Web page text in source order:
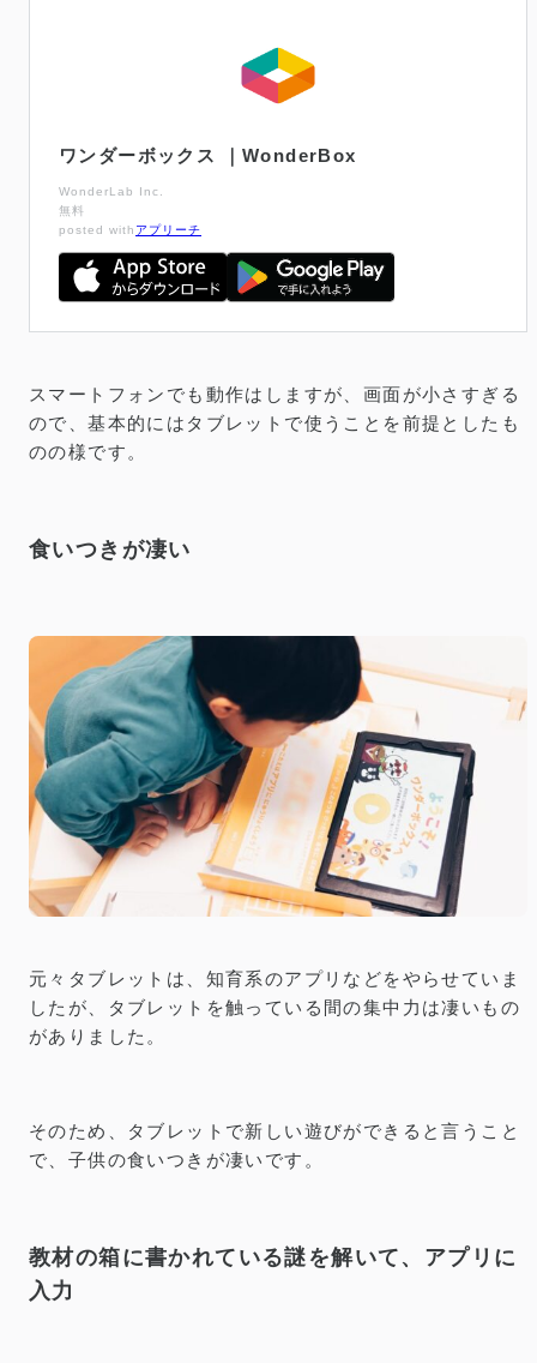
ワンダーボックス ｜WonderBox
WonderLab Inc.
無料
posted with アプリーチ
スマートフォンでも動作はしますが、画面が小さすぎる
ので、基本的にはタブレットで使うことを前提としたも
のの様です。
食いつきが凄い
元々タブレットは、知育系のアプリなどをやらせていま
したが、タブレットを触っている間の集中力は凄いもの
がありました。
そのため、タブレットで新しい遊びができると言うこと
で、子供の食いつきが凄いです。
教材の箱に書かれている謎を解いて、アプリに
入力